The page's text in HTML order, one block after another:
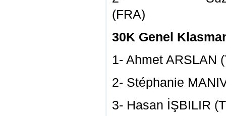
30K Genel
1- Ahmet
2- Stéphanie
3- Hasan